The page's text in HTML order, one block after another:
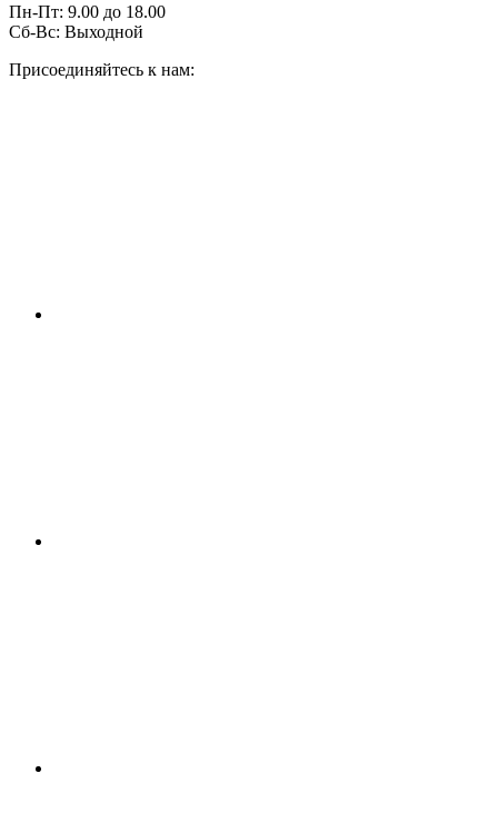
Пн-Пт: 9.00 до 18.00
Сб-Вс: Выходной
Присоединяйтесь к нам: